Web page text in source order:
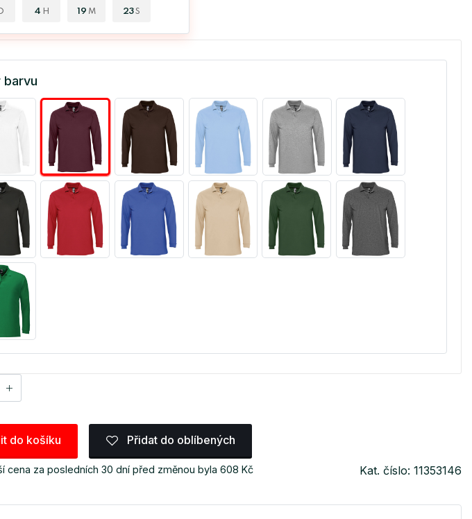
D 4 H 19 M 22 S
barvu
do košíku Přidat do oblíbených
cena za posledních 30 dní před změnou byla 608 Kč Kat. číslo: 11353146